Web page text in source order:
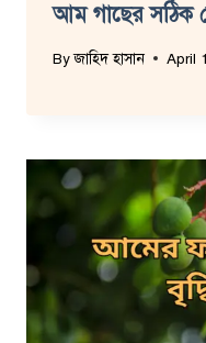
আম গাছের সঠিক
Byজাহিদ হাসান April